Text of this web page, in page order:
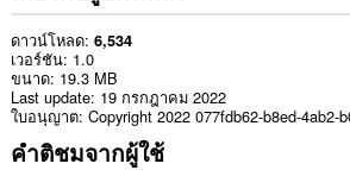
ดาวน์โหลด 6,534
เวอร์ชัน 1.0
ขนาด 19.3 MB
Last update 19 กรกฎาคม 2022
ใบอนุญาต Copyright 2022 077fdb62-b8ed-4ab2-
คำติชมจากผู้ใช้